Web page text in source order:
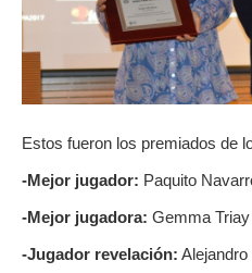
Estos fueron los premiados de
-Mejor jugador: Paquito
-Mejor jugadora: Gemma Triay
-Jugador revelación: Alejandro